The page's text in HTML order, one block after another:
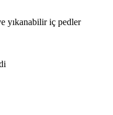
yıkanabilir iç pedler